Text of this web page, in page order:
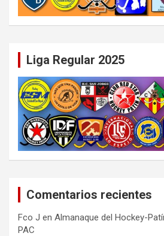
Liga Regular 2025
Comentarios recientes
Fco J en Almanaque del Hockey-
PAC